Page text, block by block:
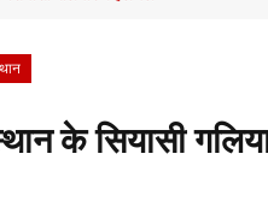
के सियासी